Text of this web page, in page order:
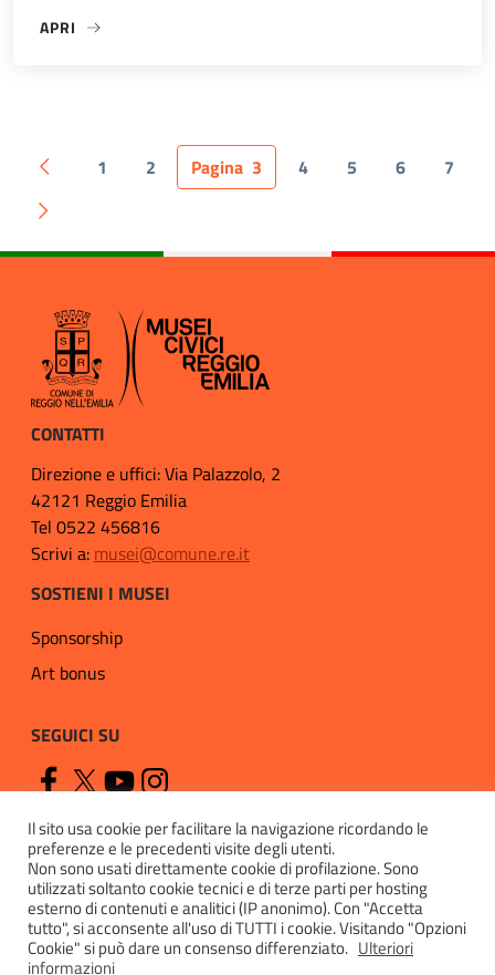
APRI
«ART AD.VIRUS | SACRO E PROFANO_ARCHITETTURA»
Pagina precedente
1 2 Pagina 3 4 5 6 7
Pagina successiva
CONTATTI
Direzione e uffici: Via Palazzolo, 2
42121 Reggio Emilia
Tel 0522 456816
Scrivi a: musei@comune.re.it
SOSTIENI I MUSEI
Sponsorship
Art bonus
SEGUICI SU
Privacy
Cookie policy
Il sito usa cookie per facilitare la navigazione ricordando le
preferenze e le precedenti visite degli utenti.
Non sono usati direttamente cookie di profilazione. Sono
utilizzati soltanto cookie tecnici e di terze parti per hosting
esterno di contenuti e analitici (IP anonimo). Con "Accetta
tutto", si acconsente all'uso di TUTTI i cookie. Visitando "Opzioni
Cookie" si può dare un consenso differenziato. Ulteriori
informazioni